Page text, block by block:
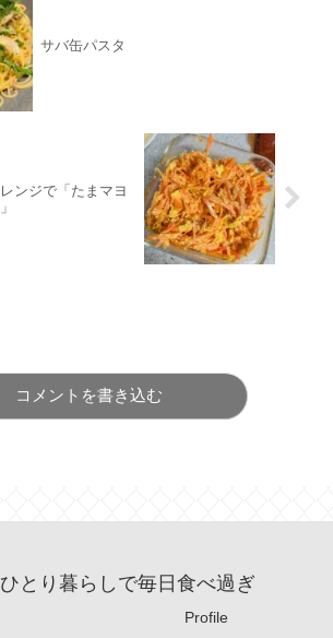
サバ缶パスタ
ンジで「たまマヨ
コメントを書き込む
とり暮らしで毎日食べ過ぎ
Profile